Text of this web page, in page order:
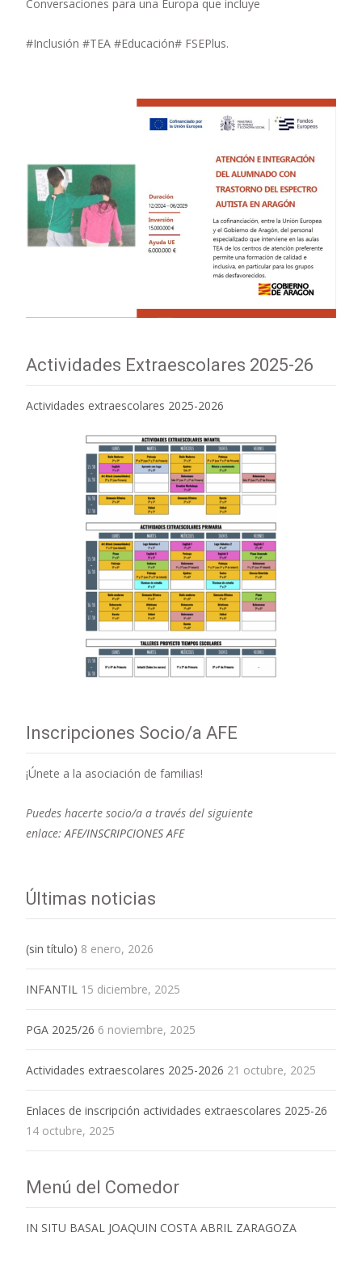
Conversaciones para una Europa que incluye
#Inclusión #TEA #Educación# FSEPlus.
Actividades Extraescolares 2025-26
Actividades extraescolares 2025-2026
Inscripciones Socio/a AFE
¡Únete a la asociación de familias!
Puedes hacerte socio/a a través del siguiente
enlace: AFE/INSCRIPCIONES AFE
Últimas noticias
(sin título) 8 enero, 2026
INFANTIL 15 diciembre, 2025
PGA 2025/26 6 noviembre, 2025
Actividades extraescolares 2025-2026 21 octubre, 2025
Enlaces de inscripción actividades extraescolares 2025-26
14 octubre, 2025
Menú del Comedor
IN SITU BASAL JOAQUIN COSTA ABRIL ZARAGOZA